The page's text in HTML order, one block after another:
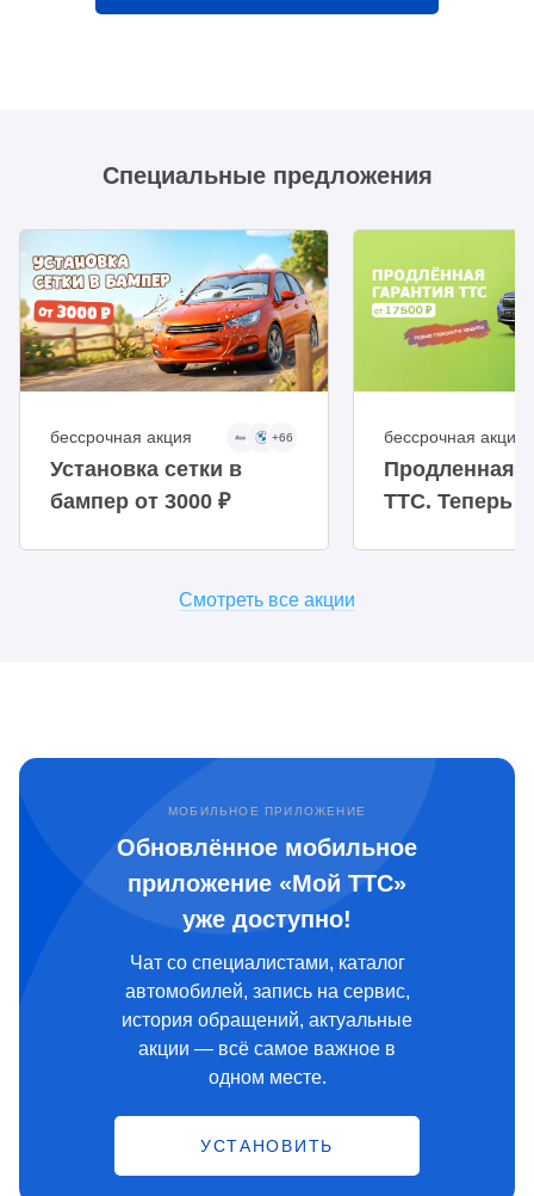
Специальные предложения
бессрочная акция +66
Установка сетки в
бампер от 3000 ₽
бессрочная акция
Продленная
ТТС. Теперь
Смотреть все акции
МОБИЛЬНОЕ ПРИЛОЖЕНИЕ
Обновлённое мобильное
приложение «Мой ТТС»
уже доступно!
Чат со специалистами, каталог
автомобилей, запись на сервис,
история обращений, актуальные
акции — всё самое важное в
одном месте.
УСТАНОВИТЬ